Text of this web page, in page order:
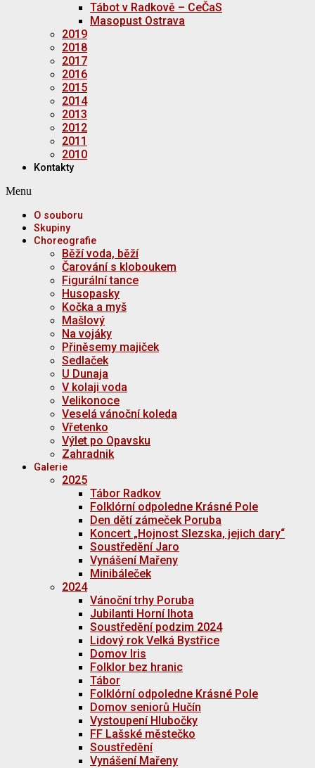
Tábot v Radkově – CeČaS
Masopust Ostrava
2019
2018
2017
2016
2015
2014
2013
2012
2011
2010
Kontakty
Menu
O souboru
Skupiny
Choreografie
Běží voda, běží
Čarování s kloboukem
Figurální tance
Husopasky
Kočka a myš
Mašlový
Na vojáky
Přiněsemy majiček
Sedlaček
U Dunaja
V kolaji voda
Velikonoce
Veselá vánoční koleda
Vřetenko
Výlet po Opavsku
Zahradnik
Galerie
2025
Tábor Radkov
Folklórní odpoledne Krásné Pole
Den dětí zámeček Poruba
Koncert „Hojnost Slezska, jejich dary“
Soustředění Jaro
Vynášení Mařeny
Minibáleček
2024
Vánoční trhy Poruba
Jubilanti Horní lhota
Soustředění podzim 2024
Lidový rok Velká Bystřice
Domov Iris
Folklor bez hranic
Tábor
Folklórní odpoledne Krásné Pole
Domov seniorů Hučín
Vystoupení Hlubočky
FF Lašské městečko
Soustředění
Vynášení Mařeny